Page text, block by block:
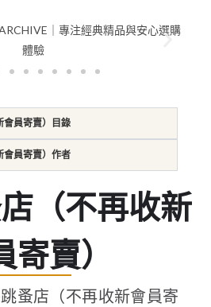
會員寄賣）目錄
會員寄賣）作者
（不再收新
賣）
蚤店（不再收新會員寄